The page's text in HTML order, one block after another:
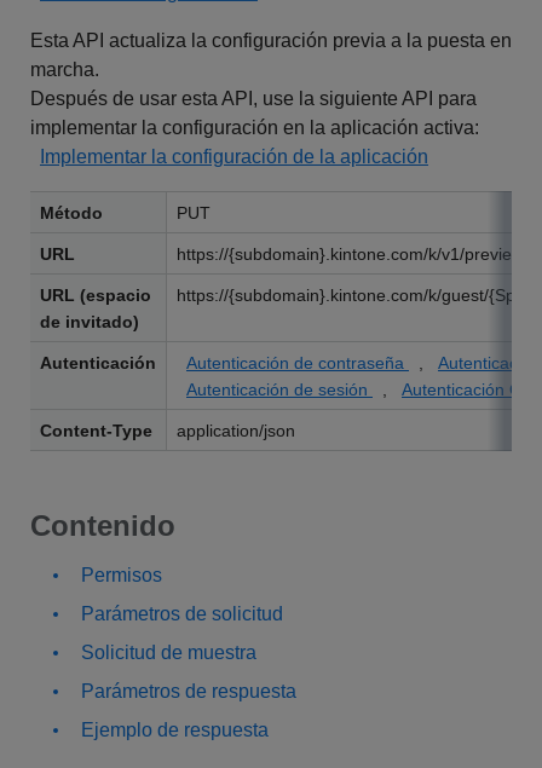
Esta API actualiza la configuración previa a la puesta en
marcha.
Después de usar esta API, use la siguiente API para
implementar la configuración en la aplicación activa:
Implementar la configuración de la aplicación
Método PUT
URL https://{subdomain}.kintone.com/k/v1/preview/
URL (espacio
de invitado)
https://{subdomain}.kintone.com/k/guest/
Autenticación Autenticación de contraseña
Autenticación de sesión
Autenticación
Content-Type application/json
Contenido
Permisos
Parámetros de solicitud
Solicitud de muestra
Parámetros de respuesta
Ejemplo de respuesta